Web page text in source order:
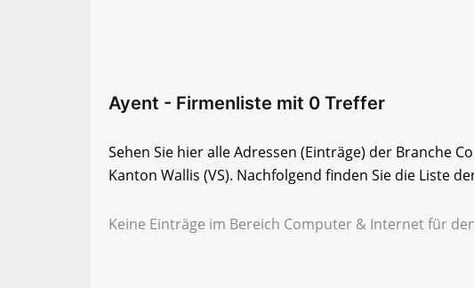
Ayent - Firmenliste mit 0 Treffer
Sehen Sie hier alle Adressen (Einträge) der Branche
Kanton Wallis (VS). Nachfolgend finden Sie die Liste
Keine Einträge im Bereich Computer & Internet für